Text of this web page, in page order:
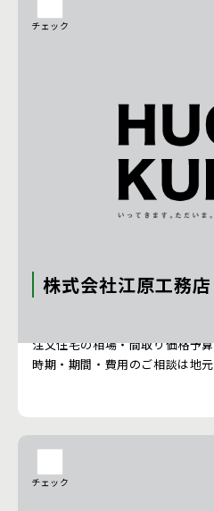
チェック
株式会社江原工務店
注文住宅の相場・間取り価格予
時期・期間・費用のご相談は地
チェック